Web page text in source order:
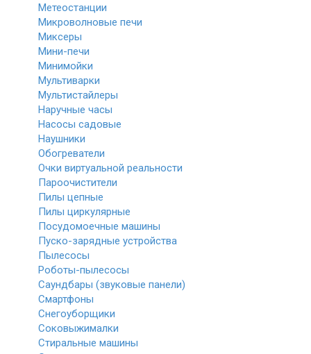
Метеостанции
Микроволновые печи
Миксеры
Мини-печи
Минимойки
Мультиварки
Мультистайлеры
Наручные часы
Насосы садовые
Наушники
Обогреватели
Очки виртуальной реальности
Пароочистители
Пилы цепные
Пилы циркулярные
Посудомоечные машины
Пуско-зарядные устройства
Пылесосы
Роботы-пылесосы
Саундбары (звуковые панели)
Смартфоны
Снегоуборщики
Соковыжималки
Стиральные машины